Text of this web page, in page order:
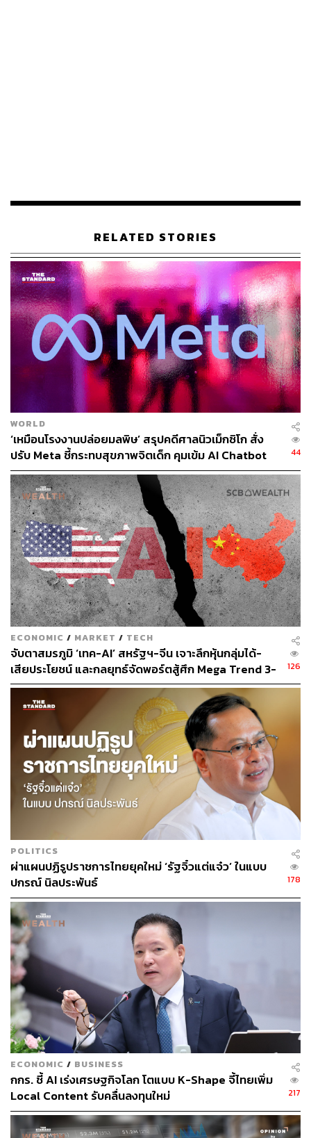
Mind the Gap! Static and Interactive Evaluations of Large
Audio Models ผลงานวิจัยร่วมกับมหาวิทยาลัยสแตนฟอร์ด –
วิธีการประเมินโมเดลเสียงขนาดใหญ่ (Large Audio Models)
ด้านรูปแบบ (preferences) และความเข้าใจคำสั่งของผู้ใช้
(user needs) ผ่านการโต้ตอบโดยตรง
Crowdsource, Crawl, or Generate? Creating SEA-VL, a
Multicultural Vision-Language Dataset for Southeast Asia
ผลงานวิจัยร่วมกับ SEACrowd – การสร้างชุดข้อมูลภาพ-
ภาษาคุณภาพสูงที่สะท้อนวัฒนธรรมเอเชียตะวันออกเฉียงใต้
โดยประกอบไปด้วยรูปภาพที่เกี่ยวข้องจำนวน 1.28 ล้านรูป
ผลงานใน Findings 1 เรื่อง คือ Towards Better
Understanding of Program-of-Thought Reasoning in
Cross-Lingual and Multilingual Environments ผลงานวิจัย
ร่วมกับสถาบันวิทยสิริเมธี (VISTEC) – งานวิจัยนี้ศึกษาวิธี
ปรับปรุงความสามารถในการให้เหตุผลของ AI ในสภาพ
แวดล้อมหลายภาษา โดยใช้เทคนิค Program-of-Thought
(PoT) ซึ่งแยกขั้นตอนการคิดออกจากการคำนวณ เพื่อให้
โมเดลเข้าใจและให้คำตอบได้แม่นยำยิ่งขึ้น
ผลงานใน LLM Security Workshop 1 เรื่อง คือ Shortcut
Learning in Safety: The Impact of Keyword Bias in
Safeguards [ผลงานวิจัยร่วมกับสถาบันวิทยสิริเมธี
(VISTEC)] – ศึกษาผลกระทบในการแยกแยะประเภทของคำ
สั่ง (prompt) จากพฤติกรรมจดจำคำสัญ (keyword bias) ใน
โมเดลประเภท safeguard
ผลงานวิจัยเหล่านี้เป็นรากฐานสำคัญเบื้องหลังการพัฒนา
โมเดลปัญญาประดิษฐ์ของ SCB 10X เช่น Typhoon T1,
Typhoon2 R1 และ Typhoon2 Audio ที่ถูกนำเสนอในงาน
ประชุมระดับโลกดังกล่าว พร้อมทั้งมีการเผยแพร่ technical
reports ผ่านแพลตฟอร์มOpenTyphoon.aiเพื่อเปิดโอกาสให้
นักวิจัยทั่วโลกสามารถเข้าถึงองค์ความรู้และนำไปต่อยอดได้
อย่างเสรี และแม้ว่าในแต่ละงานวิจัยจะมีประเด็นเฉพาะของ
ตนเอง แต่ทั้งหมดล้วนสะท้อนจุดมุ่งหมายร่วมกัน คือ การ
พัฒนา AI ที่เข้าใจบริบท ครอบคลุมความหลากหลาย และนำ
ไปใช้ได้จริง
แม้จะยังไม่มีการจัดอันดับอย่างเป็นทางการในระดับประเทศ
เกี่ยวกับการมีส่วนร่วมใน A* Conference แต่ประเทศไทยเริ่ม
เห็นสัญญาณของการเติบโตในสายนี้ โดยมีองค์กรที่ลงมือ
ทำงานอย่างจริงจัง อาทิ กลุ่มเอสซีบีเอกซ์ VISTEC และ
จุฬาลงกรณ์มหาวิทยาลัย เป็นต้น ซึ่งองค์กรเหล่านี้กำลังสร้าง
ฐานรากที่สำคัญในการผลักดันให้นักวิจัยไทยได้มีพื้นที่ในเวที
โลก
สามารถติดตาม THE STANDARD WEALTH
ผ่านแอปพลิเคชันต่างๆ ที่คุณสะดวกหรือใช้งานอยู่แล้วได้เลย
TAGS: ปัญญาประดิษฐ์ (Artificial intelligence - AI)
งานวิจัย
RELATED STORIES
WORLD
‘เหมือนโรงงานปล่อยมลพิษ’ สรุปคดีศาลนิวเม็กซิโก สั่ง
ปรับ Meta ชี้กระทบสุขภาพจิตเด็ก คุมเข้ม AI Chatbot
44
ECONOMIC / MARKET / TECH
จับตาสมรภูมิ ‘เทค-AI’ สหรัฐฯ-จีน เจาะลึกหุ้นกลุ่มได้-
เสียประโยชน์ และกลยุทธ์จัดพอร์ตสู้ศึก Mega Trend 3-
5 ปีข้างหน้า
126
POLITICS
ผ่าแผนปฏิรูปราชการไทยยุคใหม่ ‘รัฐจิ๋วแต่แจ๋ว’ ในแบบ
ปกรณ์ นิลประพันธ์
178
ECONOMIC / BUSINESS
กกร. ชี้ AI เร่งเศรษฐกิจโลก โตแบบ K-Shape จี้ไทยเพิ่ม
Local Content รับคลื่นลงทุนใหม่
217